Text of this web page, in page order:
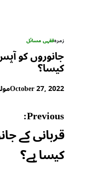
زمرہفقہی مسائل
جانوروں کو
کیسا؟
October 27, 2022
Post
Previous:
قربانی کے
کیسا ہے؟